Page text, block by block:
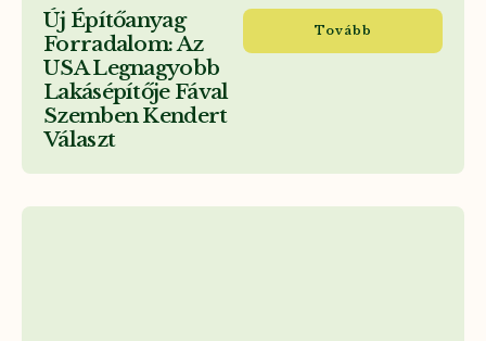
Új Építőanyag
Forradalom: Az
USA Legnagyobb
Lakásépítője Fával
Szemben Kendert
Választ
Tovább